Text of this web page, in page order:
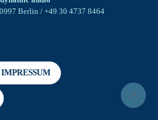
Berlin / +49 30 4737 8464
IMPRESSUM